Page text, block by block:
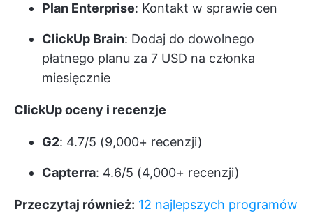
Plan Enterprise: Kontakt w sprawie cen
ClickUp Brain: Dodaj do dowolnego
płatnego planu za 7 USD na członka
miesięcznie
ClickUp oceny i recenzje
G2: 4.7/5 (9,000+ recenzji)
Capterra: 4.6/5 (4,000+ recenzji)
Przeczytaj również: 12 najlepszych programów